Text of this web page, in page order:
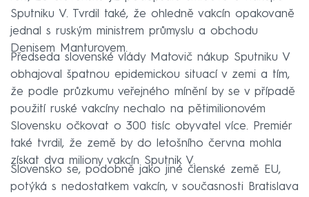
Sputniku V. Tvrdil také, že ohledně vakcín opakovaně
jednal s ruským ministrem průmyslu a obchodu
Denisem Manturovem.
Předseda slovenské vlády Matovič nákup Sputniku V
obhajoval špatnou epidemickou situací v zemi a tím,
že podle průzkumu veřejného mínění by se v případě
použití ruské vakcíny nechalo na pětimilionovém
Slovensku očkovat o 300 tisíc obyvatel více. Premiér
také tvrdil, že země by do letošního června mohla
získat dva miliony vakcín Sputnik V.
Slovensko se, podobně jako jiné členské země EU,
potýká s nedostatkem vakcín, v současnosti Bratislava